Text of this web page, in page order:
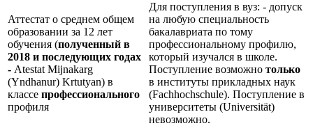
Аттестат о среднем общем
образовании за 12 лет
обучения (полученный в
2018 и последующих годах
- Atestat Mijnakarg
(Yndhanur) Krtutyan) в
классе профессионального
профиля
Для поступления в вуз: - допуск
на любую специальность
бакалавриата по тому
профессиональному профилю,
который изучался в школе.
Поступление возможно только
в институты прикладных наук
(Fachhochschule). Поступление в
университеты (Universität)
невозможно.